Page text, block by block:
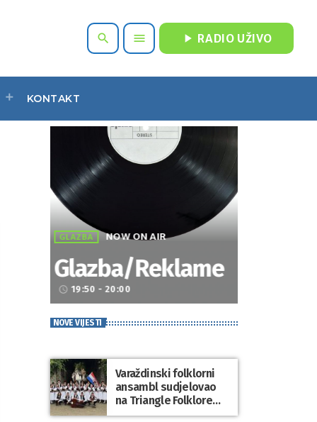
KONTAKT
search menu play_arrow RADIO UŽIVO
GLAZBA NOW ON AIR
Glazba/Reklame
access_time 19:50 - 20:00
NOVE VIJESTI
Varaždinski folklorni
ansambl sudjelovao
na Triangle Folklore
Festivalu u Danskoj